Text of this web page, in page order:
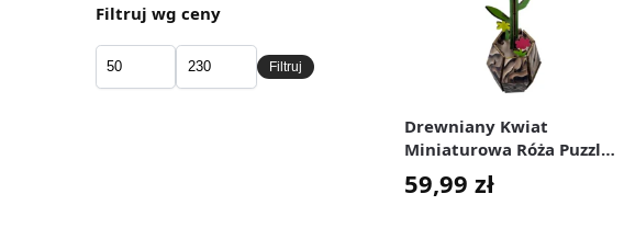
Drewniany Kwiat
Miniaturowa Róża Puzzle
3D Dekoracja do Domu
59,99 zł
Filtruj wg ceny
Filtruj